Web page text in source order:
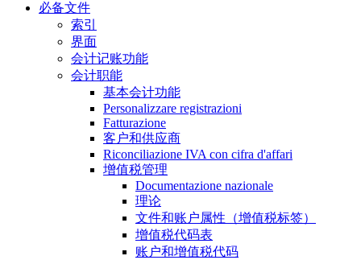
必备文件
索引
界面
会计记账功能
会计职能
基本会计功能
Personalizzare registrazioni
Fatturazione
客户和供应商
Riconciliazione IVA con cifra d'affari
增值税管理
Documentazione nazionale
理论
文件和账户属性（增值税标签）
增值税代码表
账户和增值税代码